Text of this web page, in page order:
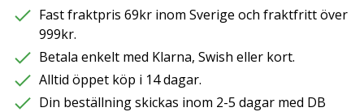
Fast fraktpris 69kr inom Sverige och fraktfritt över
999kr.
Betala enkelt med Klarna, Swish eller kort.
Alltid öppet köp i 14 dagar.
Din beställning skickas inom 2-5 dagar med DB